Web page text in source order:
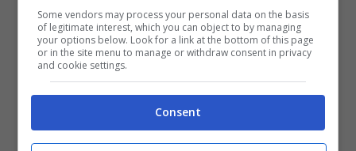
Some vendors may process your personal data on the basis
of legitimate interest, which you can object to by managing
your options below. Look for a link at the bottom of this page
or in the site menu to manage or withdraw consent in privacy
and cookie settings.
Consent